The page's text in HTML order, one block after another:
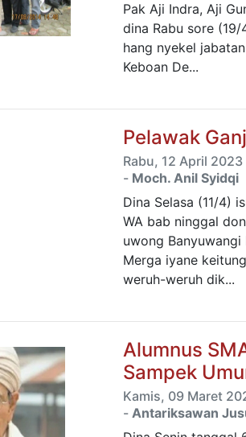
Pak Aji Indra, Aji
dina Rabu sore (19/
hang nyekel
Keboan De...
Pelawak
Rabu, 12 April 2023
- Moch. Anil Syidqi
Dina Selasa (11/4)
WA bab ninggal
uwong
Merga iyane
weruh-weruh dik...
Alumnus
Sampek
Kamis, 09 Maret
- Antariksawan